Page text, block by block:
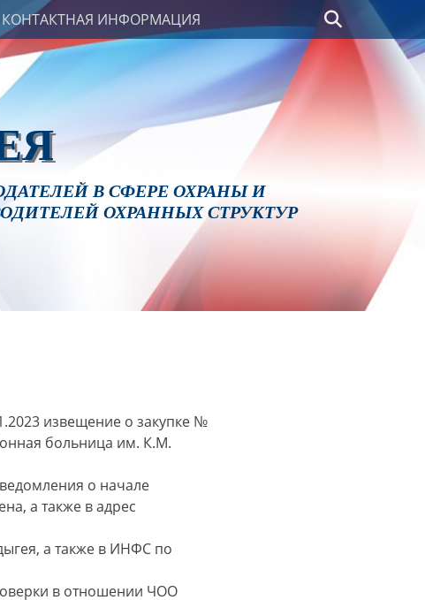
КОНТАКТНАЯ ИНФОРМАЦИЯ Поиск
В СФЕРЕ ОХРАНЫ И
ОХРАННЫХ СТРУКТУР
извещение о закупке №
больница им. К.М.
о начале
а также в адрес
а также в ИНФС по
в отношении ЧОО